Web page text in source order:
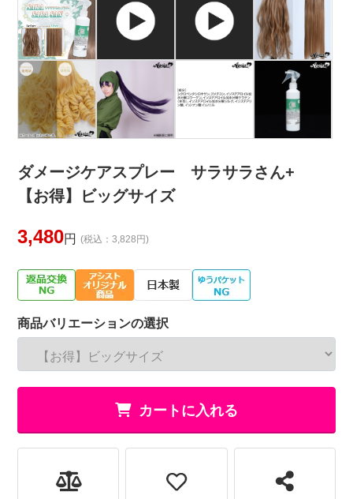
ダメージケアスプレー サラサラさん+
【お得】ビッグサイズ
3,480円 (税込：3,828円)
商品バリエーションの選択
カートに入れる